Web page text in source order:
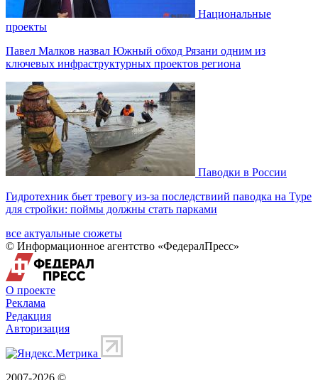
Национальные
проекты
Павел Малков назвал Южный обход Рязани одним из
ключевых инфраструктурных проектов региона
Паводки в России
Гидротехник бьет тревогу из-за последствиий паводка на Туре
для стройки: поймы должны стать парками
все актуальные сюжеты
© Информационное агентство «ФедералПресс»
О проекте
Реклама
Редакция
Авторизация
2007-2026 ©